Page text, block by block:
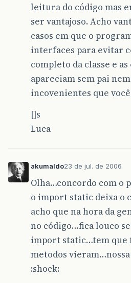
leitura do código mas
ser vantajoso. Acho
casos em que o
interfaces para evitar
completo da classe e
apareciam sem pai
incovenientes que
[]s
Luca
akumaldo23 de jul. de 2006
Olha…concordo com o
o import static deixa o
acho que na hora da
no código…fica louco
import static…tem que
metodos vieram…nossa
:shock: